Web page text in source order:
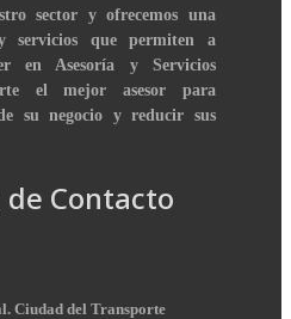
sector y ofrecemos una
servicios que permiten a
en Asesoría y Servicios
el mejor asesor para
su negocio y reducir sus
Contacto
Ciudad del Transporte